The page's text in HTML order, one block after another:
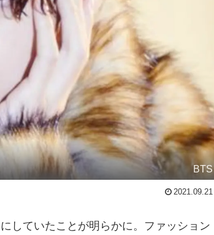
BTS
2021.09.21
にしていたことが明らかに。ファッション